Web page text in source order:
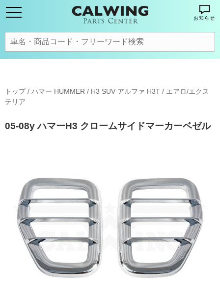
お知らせ
トップ/ ハマー HUMMER / H3 SUV アルファ H3T / エアロ/エクス
テリア
05-08y ハマーH3 クロームサイドマーカーベゼル